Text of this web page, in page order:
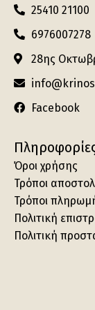
25410 21100
6976007278
28ης
Facebook
Όροι χρήσης
Τρόποι
Τρόποι
Πολιτική
Πολιτική